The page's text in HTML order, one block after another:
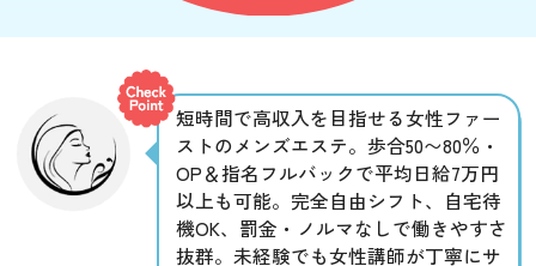
短時間で高収入を目指せる女性ファー
ストのメンズエステ。歩合50〜80％・
OP＆指名フルバックで平均日給7万円
以上も可能。完全自由シフト、自宅待
機OK、罰金・ノルマなしで働きやすさ
抜群。未経験でも女性講師が丁寧にサ